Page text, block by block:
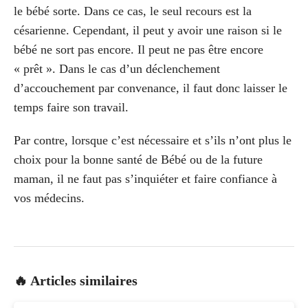
le bébé sorte. Dans ce cas, le seul recours est la
césarienne. Cependant, il peut y avoir une raison si le
bébé ne sort pas encore. Il peut ne pas être encore
« prêt ». Dans le cas d’un déclenchement
d’accouchement par convenance, il faut donc laisser le
temps faire son travail.
Par contre, lorsque c’est nécessaire et s’ils n’ont plus le
choix pour la bonne santé de Bébé ou de la future
maman, il ne faut pas s’inquiéter et faire confiance à
vos médecins.
🔥 Articles similaires